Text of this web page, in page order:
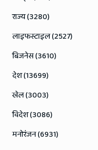
राज्य (3280)
लाइफस्टाइल (2527)
बिजनेस (3610)
देश (13699)
खेल (3003)
विदेश (3086)
मनोरंजन (6931)